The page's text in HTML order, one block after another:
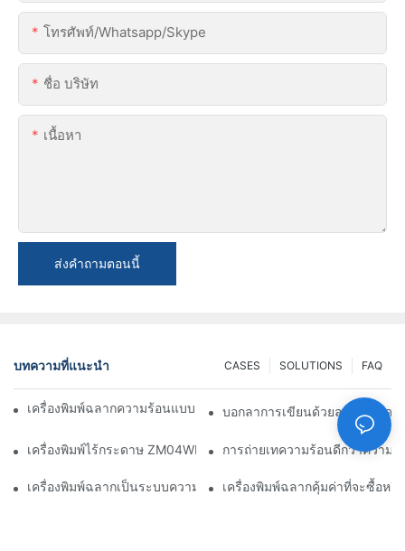
โทรศัพท์/whatsapp/skype
ชื่อ บริษัท
เนื้อหา
ส่งคำถามตอนนี้
บทความที่แนะนำ FAQ
SOLUTIONS
CASES
เครื่องพิมพ์ฉลากความร้อนแบบเดสก์ท็อปมีหน่วยความจำหรือไม่?
บอกลาการเขียนด้วยลายมือ: เค
เครื่องพิมพ์ไร้กระดาษ ZM04WD สำหรับการจัดส่งอาหาร: อัจฉริยะแ
การถ่ายเทความร้อนดีกว่าความ
เครื่องพิมพ์ฉลากเป็นระบบความร้อนหรือไม่?เครื่องพิมพ์ฉลากคุ้มค่าที่จะซื้อหรื